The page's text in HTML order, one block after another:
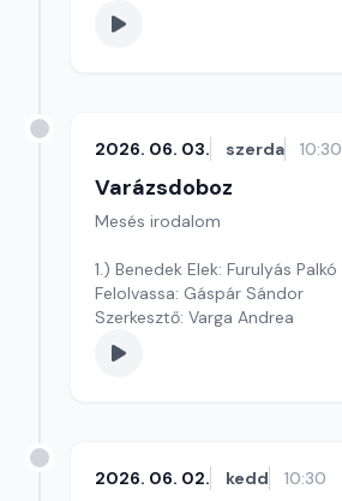
Szerkesztő: Varga Andrea
2026. 06. 03. szerda 10:30
Varázsdoboz
Mesés irodalom
1.) Benedek Elek: Furulyás Palkó
Felolvassa: Gáspár Sándor
Szerkesztő: Varga Andrea
2026. 06. 02. kedd 10:30